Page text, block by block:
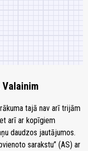
Valainim
tajā nav arī trijām
arī ar kopīgiem
daudzos jautājumos.
sarakstu” (AS) ar